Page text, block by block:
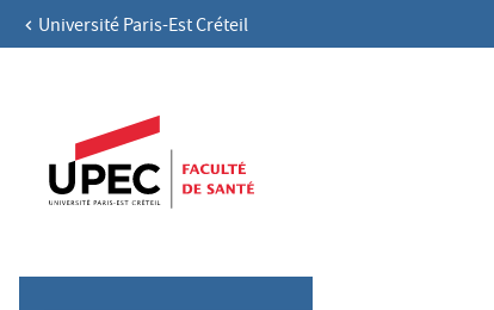
Aller au contenu
Navigation secondaire
Université Paris-Est Créteil